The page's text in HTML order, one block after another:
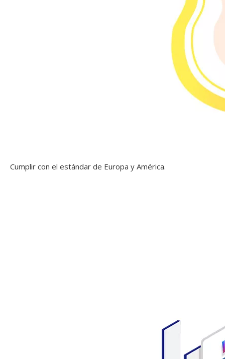
Cumplir con el estándar de Europa y América.